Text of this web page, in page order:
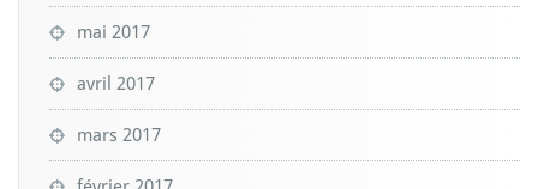
mai 2017
avril 2017
mars 2017